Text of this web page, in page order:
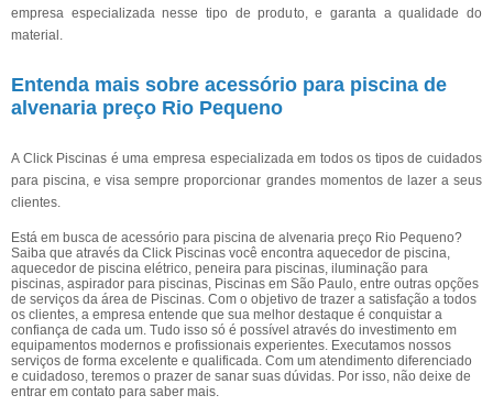
empresa especializada nesse tipo de produto, e garanta a qualidade do
material.
Entenda mais sobre acessório para piscina de
alvenaria preço Rio Pequeno
A Click Piscinas é uma empresa especializada em todos os tipos de cuidados
para piscina, e visa sempre proporcionar grandes momentos de lazer a seus
clientes.
Está em busca de acessório para piscina de alvenaria preço Rio Pequeno?
Saiba que através da Click Piscinas você encontra aquecedor de piscina,
aquecedor de piscina elétrico, peneira para piscinas, iluminação para
piscinas, aspirador para piscinas, Piscinas em São Paulo, entre outras opções
de serviços da área de Piscinas. Com o objetivo de trazer a satisfação a todos
os clientes, a empresa entende que sua melhor destaque é conquistar a
confiança de cada um. Tudo isso só é possível através do investimento em
equipamentos modernos e profissionais experientes. Executamos nossos
serviços de forma excelente e qualificada. Com um atendimento diferenciado
e cuidadoso, teremos o prazer de sanar suas dúvidas. Por isso, não deixe de
entrar em contato para saber mais.